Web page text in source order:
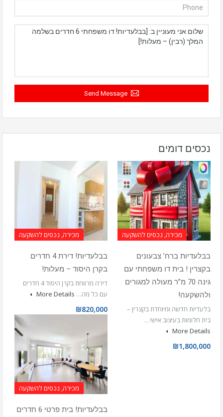
Send Message
נכסים דומים
מכירה, נכסים להשקעה
בבלעדיות ברח’ צבעונים
בקצרין ! בית דו משפחתי עם
גינה 70 מ”ר מעולה למגורים
ולהשקעה!
בלעדיות חדשה ומיוחדת בקצרין –
בית חלומות בעיצוב אישי…
More Details
₪1,800,000
מכירה, נכסים להשקעה
בבלעדיות! דירת 4 חדרים
בקרן היסוד – מעלות!
דירה מרווחת בקרן היסוד 4 חדרים
עם כל מה… More Details
₪820,000
מכירה, נכסים להשקעה
בבלעדיות! בית פרטי 6 חדרים